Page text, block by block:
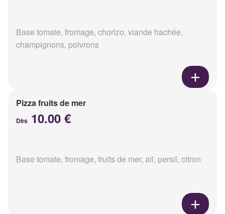
Base tomate, fromage, chorizo, viande hachée,
champignons, poivrons
Pizza fruits de mer
Dès 10.00 €
Base tomate, fromage, fruits de mer, ail, persil, citron